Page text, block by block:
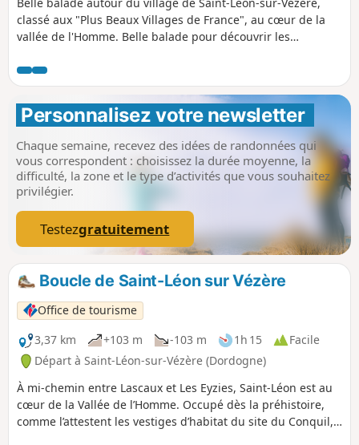
classé aux "Plus Beaux Villages de France", au cœur de la
vallée de l'Homme. Belle balade pour découvrir les
Personnalisez votre newsletter
Chaque semaine, recevez des idées de randonnées qui
vous correspondent : choisissez la durée moyenne, la
difficulté, la zone et le type d’activités que vous souhaitez
privilégier.
Testezgratuitement
Boucle de Saint-Léon sur Vézère
Office de tourisme
3,37 km
+103 m -103 m 1h 15
Facile
Départ à Saint-Léon-sur-Vézère (Dordogne)
À mi-chemin entre Lascaux et Les Eyzies, Saint-Léon est au
cœur de la Vallée de l’Homme. Occupé dès la préhistoire,
comme l’attestent les vestiges d’habitat du site du Conquil,